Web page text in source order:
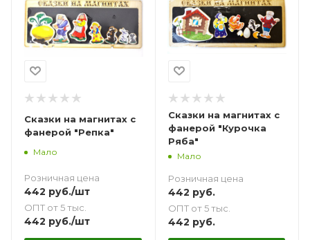
Сказки на магнитах с
фанерой "Репка"
Мало
Розничная цена
442 руб./шт
ОПТ от 5 тыс.
442 руб./шт
Сказки на магнитах с
фанерой "Курочка
Ряба"
Мало
Розничная цена
442 руб.
ОПТ от 5 тыс.
442 руб.